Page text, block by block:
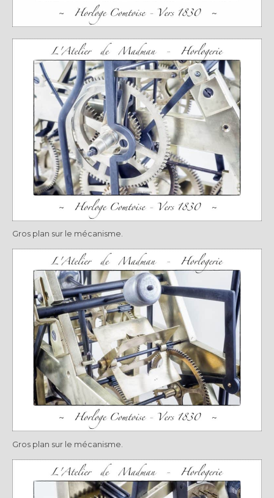
Gros plan sur le mécanisme.
Gros plan sur le mécanisme.